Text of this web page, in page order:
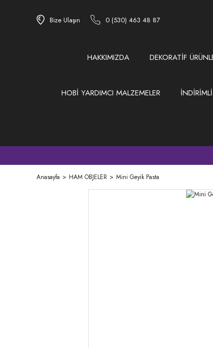
Bize Ulaşın 0 (530) 463 48 87
HAKKIMIZDA DEKORATİF
HOBİ YARDIMCI MALZEMELER
Anasayfa HAM OBJELER Mini Geyik Pasta